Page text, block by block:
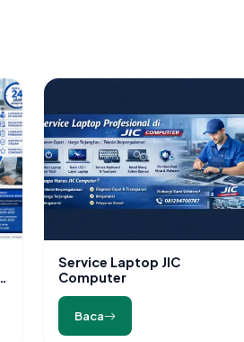
Service Laptop JIC
Computer
Baca